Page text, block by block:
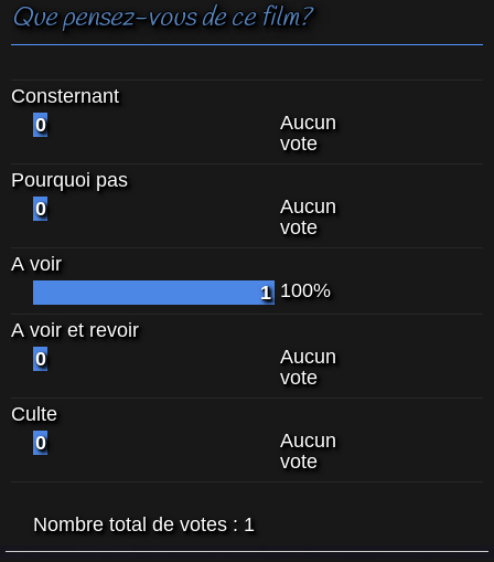
Que pensez-vous de ce film?
Consternant
0
Aucun
vote
Pourquoi pas
0
Aucun
vote
A voir
1 100%
A voir et revoir
0
Aucun
vote
Culte
0
Aucun
vote
Nombre total de votes : 1